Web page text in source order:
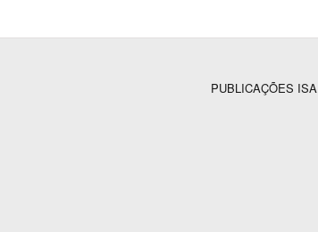
PUBLICAÇÕES ISA